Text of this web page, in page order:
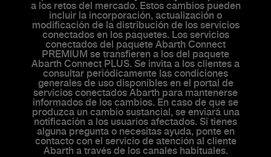
a los retos del mercado. Estos cambios pueden
incluir la incorporación, actualización o
modificación de la distribución de los servicios
conectados en los paquetes. Los servicios
conectados del paquete Abarth Connect
PREMIUM se transfieren a los del paquete
Abarth Connect PLUS. Se invita a los clientes a
consultar periódicamente las condiciones
generales de uso disponibles en el portal de
servicios conectados Abarth para mantenerse
informados de los cambios. En caso de que se
produzca un cambio sustancial, se enviará una
notificación a los usuarios afectados. Si tienes
alguna pregunta o necesitas ayuda, ponte en
contacto con el servicio de atención al cliente
Abarth a través de los canales habituales.